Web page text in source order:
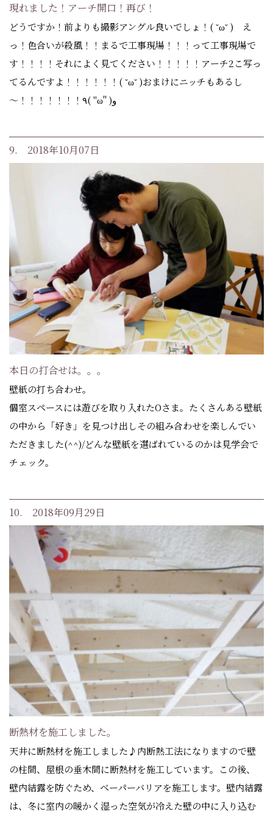
現れました！アーチ開口！再び！
どうですか！前よりも撮影アングル良いでしょ！( ˘ω˘ ) え
っ！色合いが殺風！！まるで工事現場！！！って工事現場で
す！！！！それによく見てください！！！！！アーチ2こ写っ
てるんですよ！！！！！！( ˘ω˘ )おまけにニッチもあるし
～！！！！！！！٩( ''ω'' )و
9. 2018年10月07日
本日の打合せは。。。
壁紙の打ち合わせ。
個室スペースには遊びを取り入れたOさま。たくさんある壁紙
の中から「好き」を見つけ出しその組み合わせを楽しんでい
ただきました(^^)/どんな壁紙を選ばれているのかは見学会で
チェック。
10. 2018年09月29日
断熱材を施工しました。
天井に断熱材を施工しました♪内断熱工法になりますので壁
の柱間、屋根の垂木間に断熱材を施工しています。この後、
壁内結露を防ぐため、ベーパーバリアを施工します。壁内結露
は、冬に室内の暖かく湿った空気が冷えた壁の中に入り込む